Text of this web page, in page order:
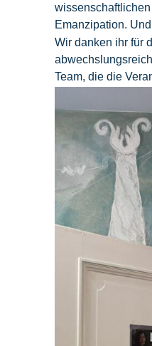
Emanzipation.
Wir danken ihr für
Team, die die